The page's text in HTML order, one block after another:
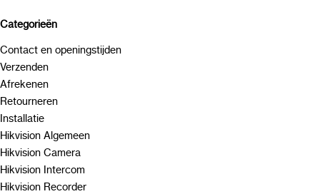
Categorieën
Contact en openingstijden
Verzenden
Afrekenen
Retourneren
Installatie
Hikvision Algemeen
Hikvision Camera
Hikvision Intercom
Hikvision Recorder